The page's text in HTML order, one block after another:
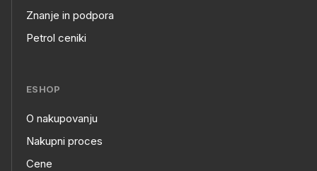
Footer
links
Znanje in podpora
Petrol ceniki
ESHOP
eshop
O nakupovanju
Nakupni proces
Cene